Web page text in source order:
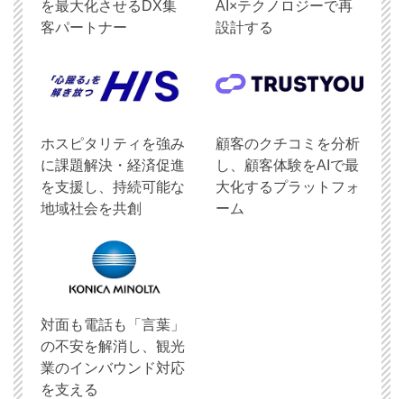
を最大化させるDX集
客パートナー
AI×テクノロジーで再
設計する
ホスピタリティを強み
に課題解決・経済促進
を支援し、持続可能な
地域社会を共創
顧客のクチコミを分析
し、顧客体験をAIで最
大化するプラットフォ
ーム
対面も電話も「言葉」
の不安を解消し、観光
業のインバウンド対応
を支える